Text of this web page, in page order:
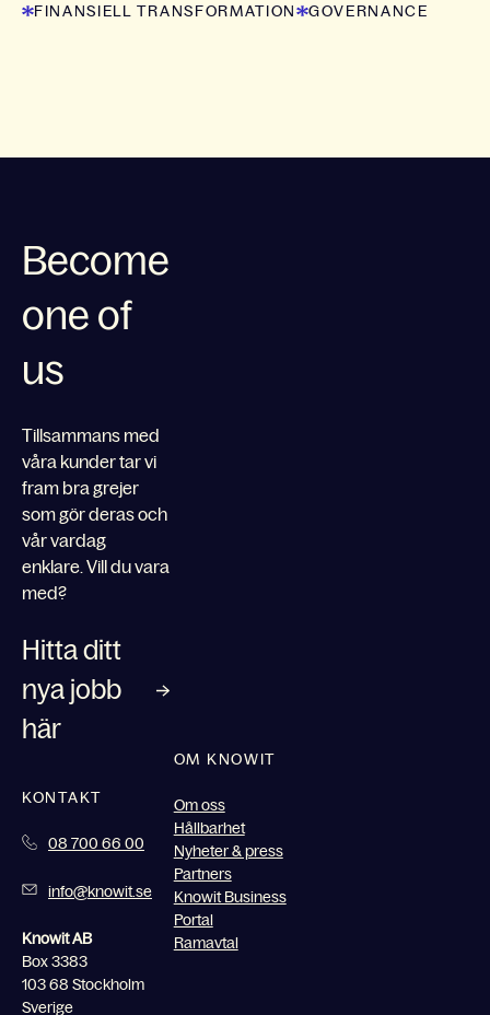
FINANSIELL TRANSFORMATION
GOVERNANCE
Become
one of
us
Tillsammans med
våra kunder tar vi
fram bra grejer
som gör deras och
vår vardag
enklare. Vill du vara
med?
Hitta ditt
nya jobb
här
KONTAKT
08 700 66 00
info@knowit.se
Knowit AB
Box 3383
103 68 Stockholm
Sverige
OM KNOWIT
Om oss
Hållbarhet
Nyheter & press
Partners
Knowit Business
Portal
Ramavtal